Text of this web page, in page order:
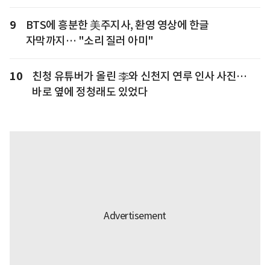
9
BTS에 흥분한 美주지사, 환영 영상에 한글
자막까지… "소리 질러 아미"
10
친청 유튜버가 올린 李와 신천지 연루 인사 사진…
바로 옆에 정청래도 있었다